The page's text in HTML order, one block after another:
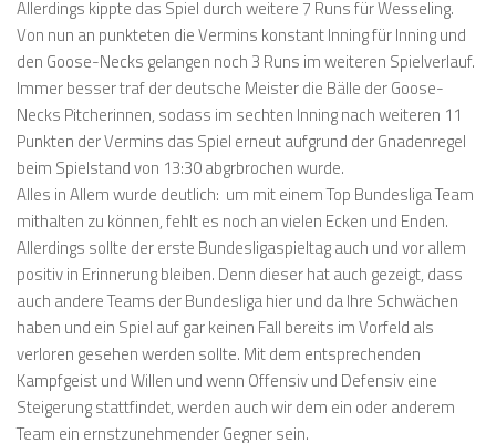
Allerdings kippte das Spiel durch weitere 7 Runs für Wesseling.
Von nun an punkteten die Vermins konstant Inning für Inning und
den Goose-Necks gelangen noch 3 Runs im weiteren Spielverlauf.
Immer besser traf der deutsche Meister die Bälle der Goose-
Necks Pitcherinnen, sodass im sechten Inning nach weiteren 11
Punkten der Vermins das Spiel erneut aufgrund der Gnadenregel
beim Spielstand von 13:30 abgrbrochen wurde.
Alles in Allem wurde deutlich: um mit einem Top Bundesliga Team
mithalten zu können, fehlt es noch an vielen Ecken und Enden.
Allerdings sollte der erste Bundesligaspieltag auch und vor allem
positiv in Erinnerung bleiben. Denn dieser hat auch gezeigt, dass
auch andere Teams der Bundesliga hier und da Ihre Schwächen
haben und ein Spiel auf gar keinen Fall bereits im Vorfeld als
verloren gesehen werden sollte. Mit dem entsprechenden
Kampfgeist und Willen und wenn Offensiv und Defensiv eine
Steigerung stattfindet, werden auch wir dem ein oder anderem
Team ein ernstzunehmender Gegner sein.